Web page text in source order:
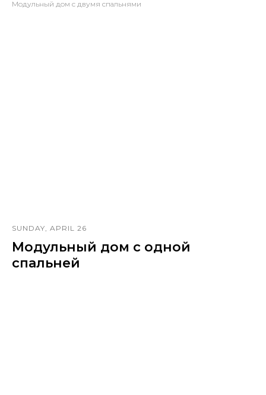
Модульный дом с двумя спальнями
SUNDAY, APRIL 26
Модульный дом с одной
спальней